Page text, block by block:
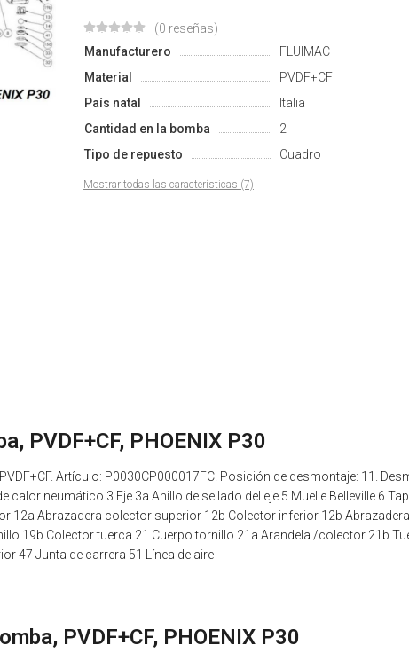
(0 reseñas)
Manufacturero
FLUIMAC
Material
PVDF+CF
País natal
Italia
Cantidad en la bomba
2
Tipo de repuesto
Cuadro
Mostrar todas las características (7)
PVDF+CF, PHOENIX P30
Artículo: P0030CP000017FC. Posición de desmontaje: 11.
neumático 3 Eje 3a Anillo de sellado del eje 5 Muelle Belleville 6
12a Abrazadera colector superior 12b Colector inferior 12b
19b Colector tuerca 21 Cuerpo tornillo 21a Arandela /colector 21b
47 Junta de carrera 51 Línea de aire
PVDF+CF, PHOENIX P30